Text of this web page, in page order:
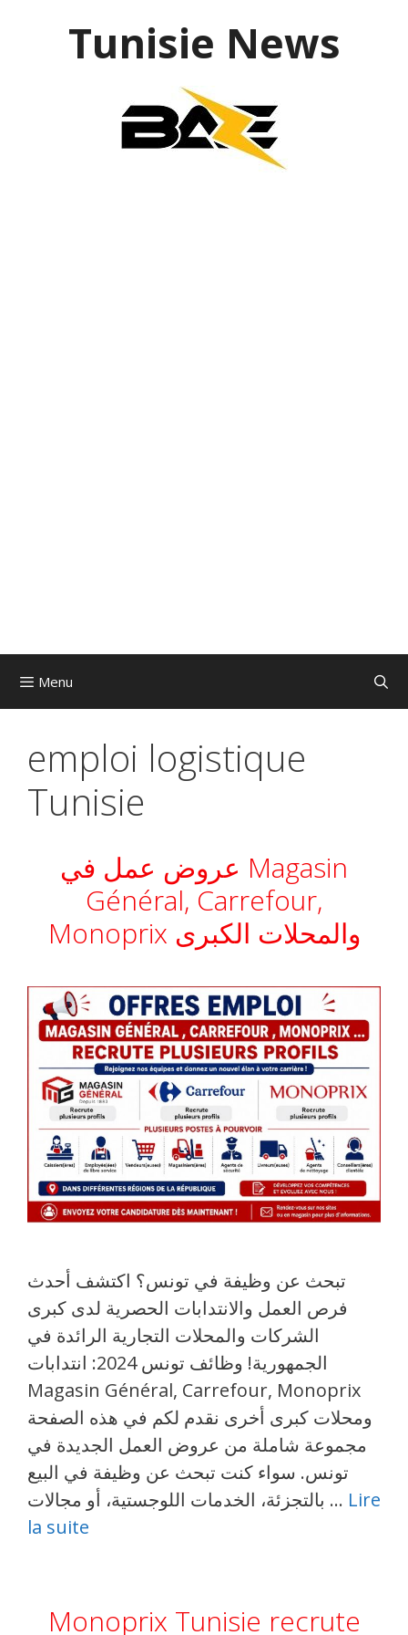
Tunisie News
Menu
emploi logistique
Tunisie
عروض عمل في Magasin
Général, Carrefour,
Monoprix والمحلات الكبرى
تبحث عن وظيفة في تونس؟ اكتشف أحدث
فرص العمل والانتدابات الحصرية لدى كبرى
الشركات والمحلات التجارية الرائدة في
الجمهورية! وظائف تونس 2024: انتدابات
Magasin Général, Carrefour, Monoprix
ومحلات كبرى أخرى نقدم لكم في هذه الصفحة
مجموعة شاملة من عروض العمل الجديدة في
تونس. سواء كنت تبحث عن وظيفة في البيع
بالتجزئة، الخدمات اللوجستية، أو مجالات … Lire
la suite
Monoprix Tunisie recrute